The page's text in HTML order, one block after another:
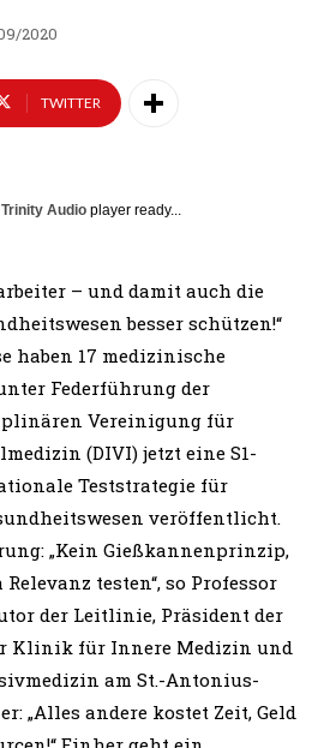
2020
TWITTER
Trinity Audio player ready...
– und damit auch die
besser schützen!“
haben 17 medizinische
Federführung der
Vereinigung für
(DIVI) jetzt eine S1-
Teststrategie für
veröffentlicht.
„Kein Gießkannenprinzip,
testen“, so Professor
der Leitlinie, Präsident der
Klinik für Innere Medizin und
am St.-Antonius-
„Alles andere kostet Zeit, Geld